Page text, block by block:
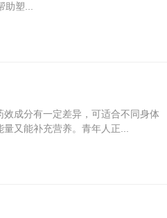
塑...
成分有一定差异，可适合不同身体
又能补充营养。青年人正...